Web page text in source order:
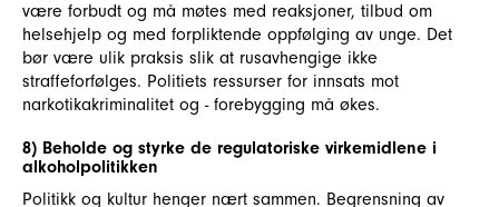
være forbudt og må møtes med reaksjoner, tilbud om
helsehjelp og med forpliktende oppfølging av unge. Det
bør være ulik praksis slik at rusavhengige ikke
straffeforfølges. Politiets ressurser for innsats mot
narkotikakriminalitet og - forebygging må økes.
8) Beholde og styrke de regulatoriske virkemidlene i
alkoholpolitikken
Politikk og kultur henger nært sammen. Begrensning av